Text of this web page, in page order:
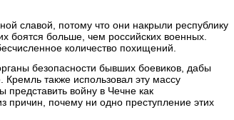
славой, потому что они накрыли республику
боятся больше, чем российских военных.
количество похищений.
безопасности бывших боевиков, дабы
также использовал эту массу
представить войну в Чечне как
причин, почему ни одно преступление этих